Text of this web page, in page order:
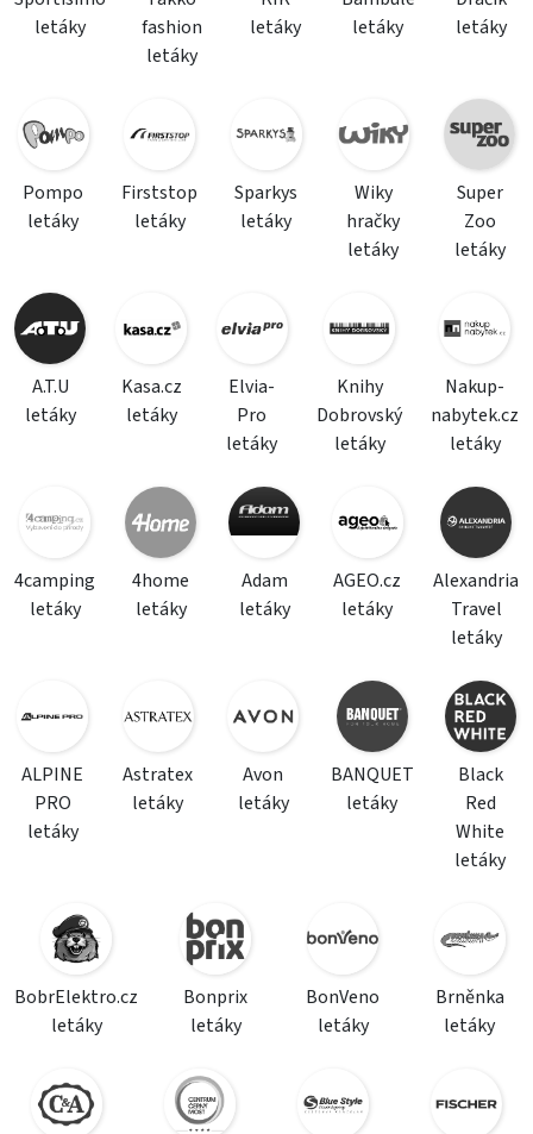
letáky
fashion
letáky
letáky
letáky
letáky
Pompo
letáky
Firststop
letáky
Sparkys
letáky
Wiky
hračky
letáky
Super
Zoo
letáky
A.T.U
letáky
Kasa.cz
letáky
Elvia-
Pro
letáky
Knihy
Dobrovský
letáky
Nakup-
nabytek.cz
letáky
4camping
letáky
4home
letáky
Adam
letáky
AGEO.cz
letáky
Alexandria
Travel
letáky
ALPINE
PRO
letáky
Astratex
letáky
Avon
letáky
BANQUET
letáky
Black
Red
White
letáky
BobrElektro.cz
letáky
Bonprix
letáky
BonVeno
letáky
Brněnka
letáky